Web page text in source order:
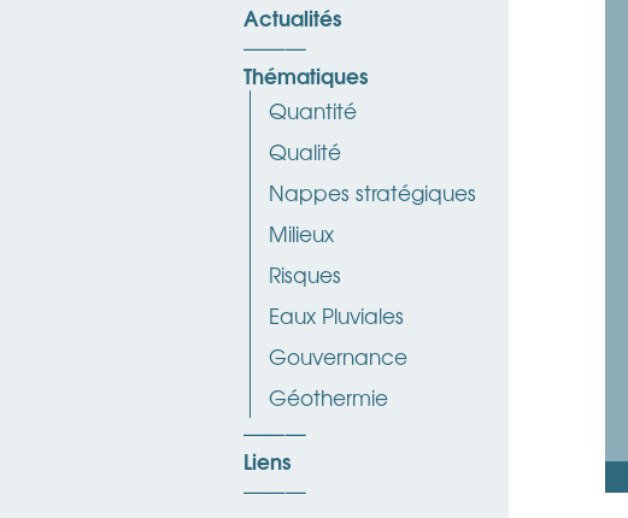
Actualités
Thématiques
Quantité
Qualité
Nappes stratégiques
Milieux
Risques
Eaux Pluviales
Gouvernance
Géothermie
Liens